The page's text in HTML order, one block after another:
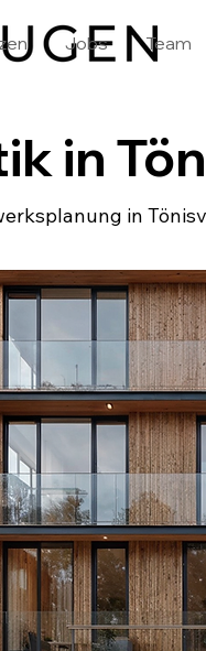
Jobs Team
in
in